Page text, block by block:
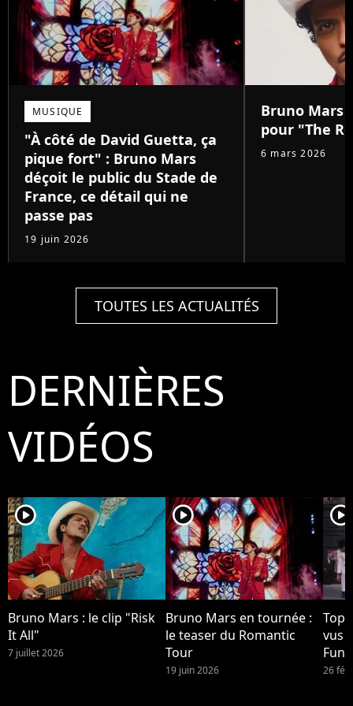
MUSIQUE
"À côté de David Guetta, ça
pique fort" : Bruno Mars
déçoit le public du Stade de
France, ce détail qui ne
passe pas
19 juin 2026
Bruno Mars
pour "The
6 mars 2026
TOUTES LES ACTUALITÉS
DERNIÈRES
VIDÉOS
player2
Bruno Mars : le clip "Risk
It All"
7 juillet 2026
player2
Bruno Mars en tournée :
le teaser du Romantic
Tour
19 juin 2026
player2
Top
vus
26